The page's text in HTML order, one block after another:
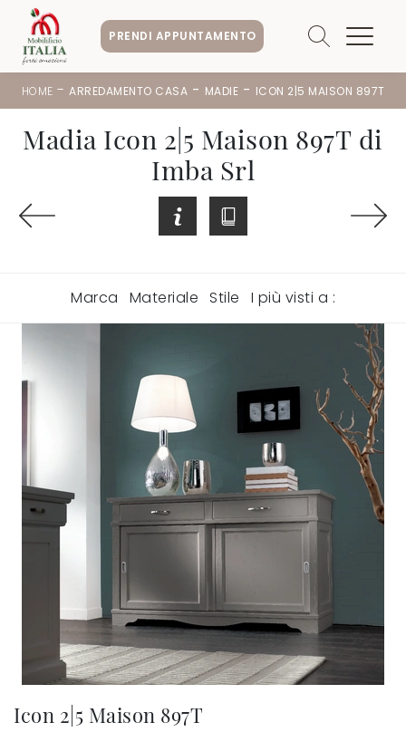
PRENDI APPUNTAMENTO
HOME - ARREDAMENTO CASA - MADIE - ICON 2|5 MAISON 897T
Madia Icon 2|5 Maison 897T di
Imba Srl
Marca Materiale Stile I più visti a :
Icon 2|5 Maison 897T